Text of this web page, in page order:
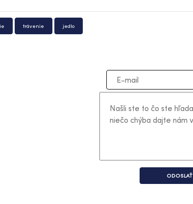
trávenie jedlo
ODOSLAŤ